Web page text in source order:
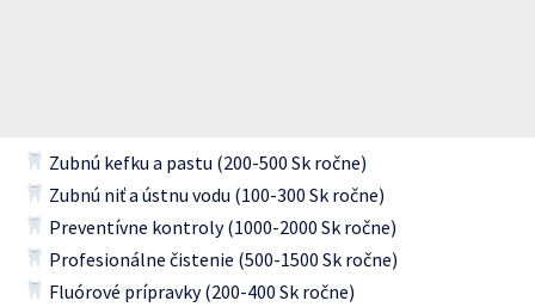
Zubnú kefku a pastu (200-500 Sk ročne)
Zubnú niť a ústnu vodu (100-300 Sk ročne)
Preventívne kontroly (1000-2000 Sk ročne)
Profesionálne čistenie (500-1500 Sk ročne)
Fluórové prípravky (200-400 Sk ročne)